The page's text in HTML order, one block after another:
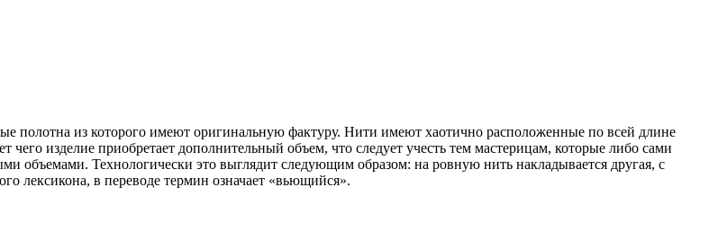
полотна из которого имеют оригинальную фактуру. Нити имеют хаотично расположенные по всей длине
изделие приобретает дополнительный объем, что следует учесть тем мастерицам, которые либо сами
Технологически это выглядит следующим образом: на ровную нить накладывается другая, с
лексикона, в переводе термин означает «вьющийся».